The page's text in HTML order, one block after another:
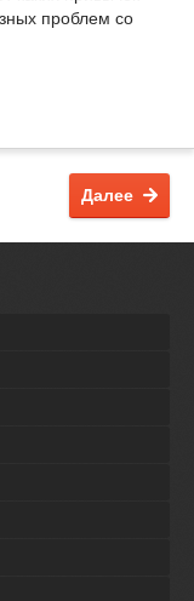
проблем со
Далее